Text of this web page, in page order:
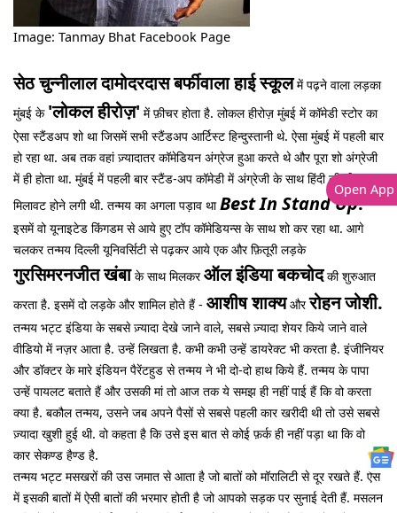
Image: Tanmay Bhat Facebook Page
सेठ चुन्नीलाल दामोदरदास बर्फीवाला हाई स्कूलमें पढ़ने वाला लड़का
मुंबई के 'लोकल हीरोज़' में फ़ीचर होता है. लोकल हीरोज़ मुंबई में कॉमेडी स्टोर का
ऐसा स्टैंडअप शो था जिसमें सभी स्टैंडअप आर्टिस्ट हिन्दुस्तानी थे. ऐसा मुंबई में पहली बार
हो रहा था. अब तक वहां ज़्यादातर कॉमेडियन अंग्रेज हुआ करते थे और पूरा शो अंग्रेजी
में ही होता था. मुंबई में पहली बार स्टैंड-अप कॉमेडी में अंग्रेजी के साथ हिंदी की भी
मिलावट होने लगी थी. तन्मय का अगला पड़ाव थाBest In Stand Up.
इसमें वो यूनाइटेड किंगडम से आये हुए टॉप कॉमेडियन्स के साथ शो कर रहा था. आगे
चलकर तन्मय दिल्ली यूनिवर्सिटी से पढ़कर आये एक और फ़ितूरी लड़के
गुरसिमरनजीत खंबाके साथ मिलकरऑल इंडिया बकचोदकी शुरुआत
करता है. इसमें दो लड़के और शामिल होते हैं - आशीष शाक्यऔररोहन जोशी.
तन्मय भट्ट इंडिया के सबसे ज़्यादा देखे जाने वाले, सबसे ज़्यादा शेयर किये जाने वाले
वीडियो में नज़र आता है. उन्हें लिखता है. कभी कभी उन्हें डायरेक्ट भी करता है. इंजीनियर
और डॉक्टर के मारे इंडियन पैरेंटहुड से तन्मय ने भी दो-दो हाथ किये हैं. तन्मय के पापा
उन्हें पायलट बताते हैं और उसकी मां तो आज तक ये समझ ही नहीं पाई हैं कि वो करता
क्या है. बकौल तन्मय, उसने जब अपने पैसों से सबसे पहली कार खरीदी थी तो उसे सबसे
ज़्यादा खुशी हुई थी. वो कहता है कि उसे इस बात से कोई फ़र्क ही नहीं पड़ा था कि वो
कार सेकण्ड हैण्ड है.
तन्मय भट्ट मसखरों की उस जमात से आता है जो बातों को मॉरालिटी से दूर रखते हैं. ऐसे
में इसकी बातों में ऐसी बातों की भरमार होती है जो आपको सड़क पर सुनाई देती हैं. मसलन
Open App